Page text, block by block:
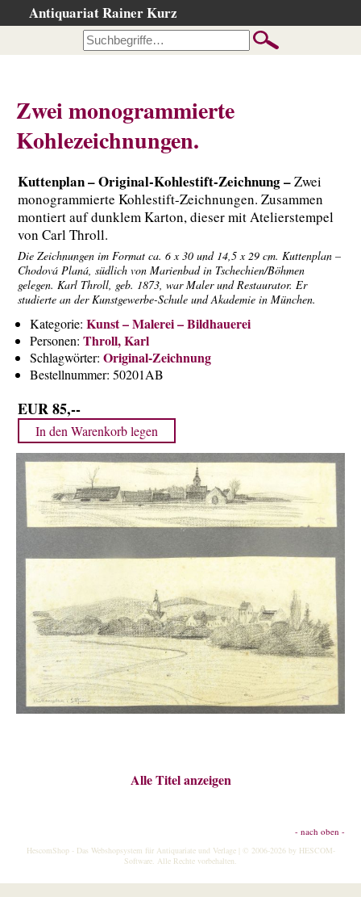
Antiquariat Rainer Kurz
…nach Beschreibung
…nach Kategorie
…nach Person
Neuzugänge
…der letzten Wochen
…der letzten Tage
Gesamtbestand
Ankauf
Warenkorb
Über uns
Kontakt
Impressum
Versandkosten
AGB
Widerrufsrecht
Datenschutz
Zwei monogrammierte
Kohlezeichnungen.
Kuttenplan – Original-Kohlestift-Zeichnung –Zwei
monogrammierte Kohlestift-Zeichnungen. Zusammen
montiert auf dunklem Karton, dieser mit Atelierstempel
von Carl Throll.
Die Zeichnungen im Format ca. 6 x 30 und 14,5 x 29 cm. Kuttenplan –
Chodová Planá, südlich von Marienbad in Tschechien/Böhmen
gelegen. Karl Throll, geb. 1873, war Maler und Restaurator. Er
studierte an der Kunstgewerbe-Schule und Akademie in München.
Kategorie: Kunst – Malerei – Bildhauerei
Personen: Throll, Karl
Schlagwörter: Original-Zeichnung
Bestellnummer: 50201AB
EUR 85,--
Alle Titel anzeigen
- nach oben -
HescomShop- Das Webshopsystem für Antiquariate und Verlage | © 2006-2026 by HESCOM-
Software. Alle Rechte vorbehalten.